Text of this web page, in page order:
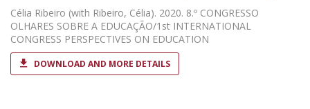
Célia Ribeiro (with Ribeiro, Célia). 2020. 8.º CONGRESSO
OLHARES SOBRE A EDUCAÇÃO/1st INTERNATIONAL
CONGRESS PERSPECTIVES ON EDUCATION
DOWNLOAD AND MORE DETAILS